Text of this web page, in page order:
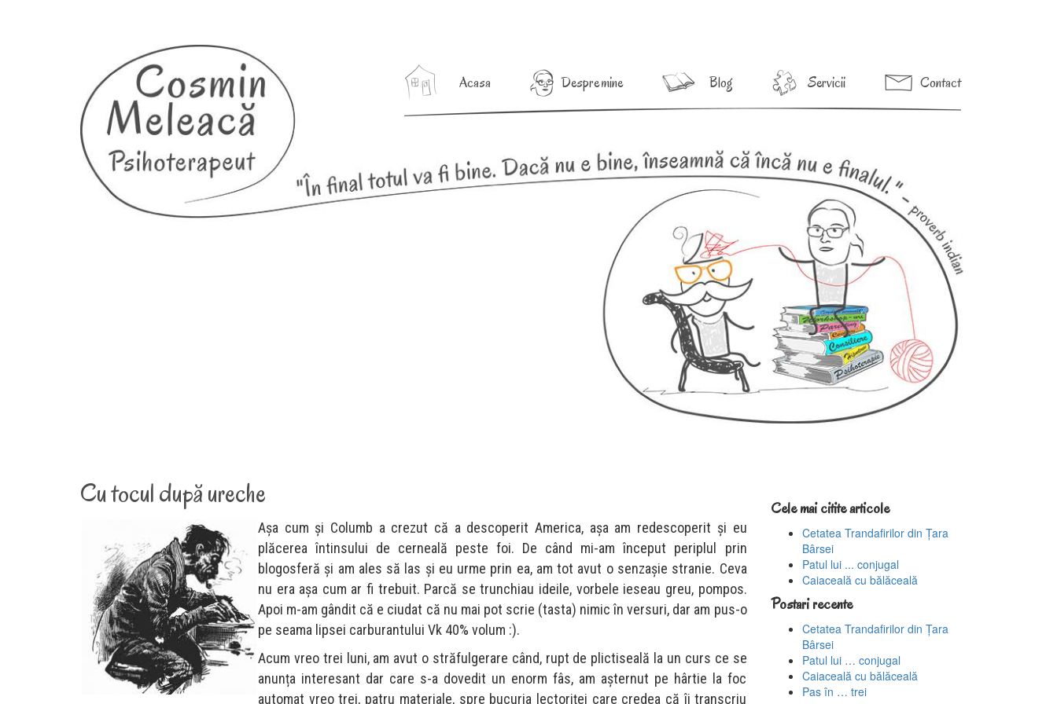
Acasa Despre mine Blog Servicii Contact
Cu tocul după ureche
Așa cum și Columb a crezut că a descoperit America, așa am redescoperit și eu
plăcerea întinsului de cerneală peste foi. De când mi-am început periplul prin
blogosferă și am ales să las și eu urme prin ea, am tot avut o senzașie stranie. Ceva
nu era așa cum ar fi trebuit. Parcă se trunchiau ideile, vorbele ieseau greu, pompos.
Apoi m-am gândit că e ciudat că nu mai pot scrie (tasta) nimic în versuri, dar am pus-o
pe seama lipsei carburantului Vk 40% volum :).
Acum vreo trei luni, am avut o străfulgerare când, rupt de plictiseală la un curs ce se
anunța interesant dar care s-a dovedit un enorm fâs, am așternut pe hârtie la foc
automat vreo trei, patru materiale, spre bucuria lectoriței care credea că îi transcriu
Cele mai citite articole
Cetatea Trandafirilor din Țara
Bârsei
Patul lui ... conjugal
Caiaceală cu bălăceală
Postari recente
Cetatea Trandafirilor din Țara
Bârsei
Patul lui … conjugal
Caiaceală cu bălăceală
Pas în … trei